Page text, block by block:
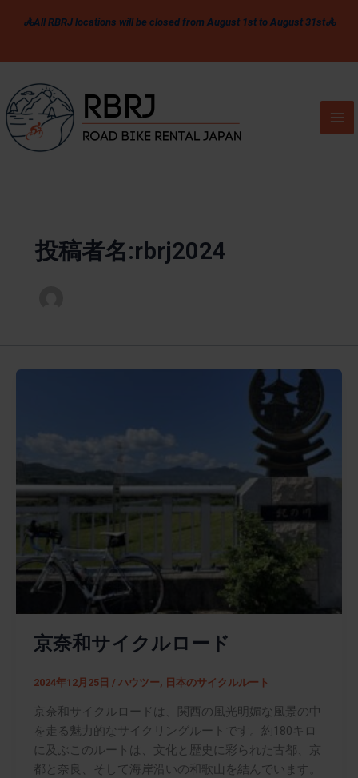
ス
ッ
プ
🚴All RBRJ locations will be closed from August 1st to August 31st🚴
投稿者名:rbrj2024
京奈和サイクルロード
2024年12月25日 / ハウツー, 日本のサイクルルート
京奈和サイクルロードは、関西の風光明媚な風景の中
を走る魅力的なサイクリングルートです。約180キロ
に及ぶこのルートは、文化と歴史に彩られた古都、京
都と奈良、そして海岸沿いの和歌山を結んでいます。